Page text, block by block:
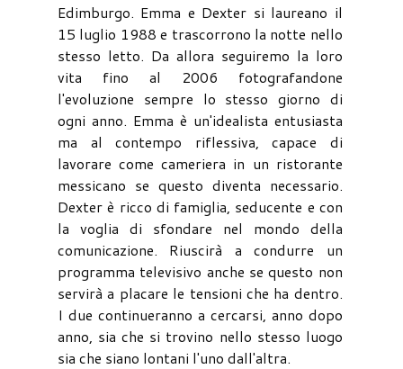
Edimburgo. Emma e Dexter si laureano il
15 luglio 1988 e trascorrono la notte nello
stesso letto. Da allora seguiremo la loro
vita fino al 2006 fotografandone
l'evoluzione sempre lo stesso giorno di
ogni anno. Emma è un'idealista entusiasta
ma al contempo riflessiva, capace di
lavorare come cameriera in un ristorante
messicano se questo diventa necessario.
Dexter è ricco di famiglia, seducente e con
la voglia di sfondare nel mondo della
comunicazione. Riuscirà a condurre un
programma televisivo anche se questo non
servirà a placare le tensioni che ha dentro.
I due continueranno a cercarsi, anno dopo
anno, sia che si trovino nello stesso luogo
sia che siano lontani l'uno dall'altra.